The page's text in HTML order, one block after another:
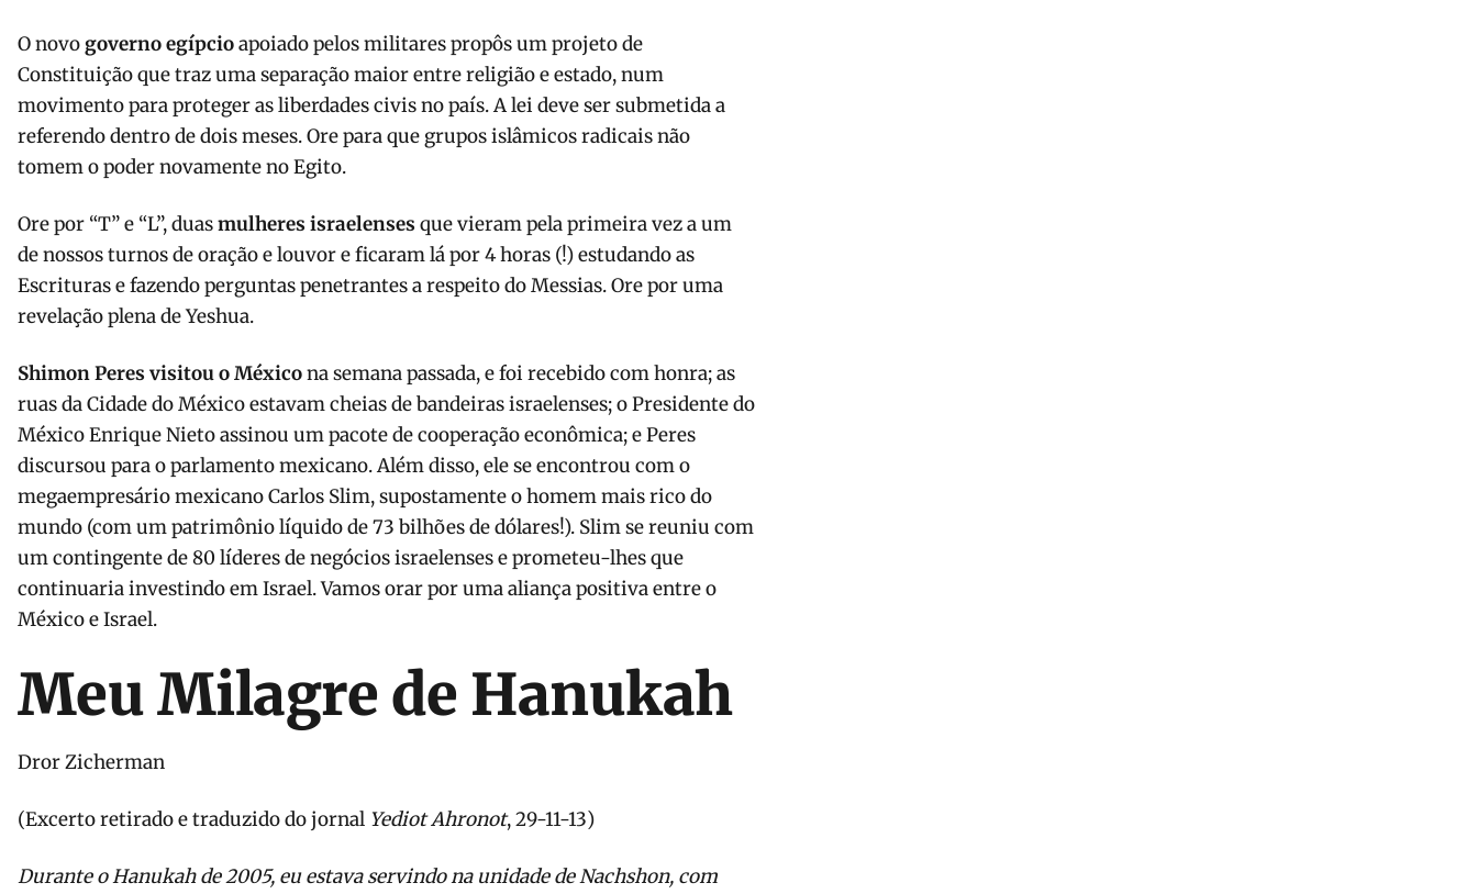
O novogoverno egípcioapoiado pelos militares propôs um projeto de
Constituição que traz uma separação maior entre religião e estado, num
movimento para proteger as liberdades civis no país. A lei deve ser submetida a
referendo dentro de dois meses. Ore para que grupos islâmicos radicais não
tomem o poder novamente no Egito.
Ore por “T” e “L”, duasmulheres israelenses que vieram pela primeira vez a um
de nossos turnos de oração e louvor e ficaram lá por 4 horas (!) estudando as
Escrituras e fazendo perguntas penetrantes a respeito do Messias. Ore por uma
revelação plena de Yeshua.
Shimon Peres visitou o Méxicona semana passada, e foi recebido com honra; as
ruas da Cidade do México estavam cheias de bandeiras israelenses; o Presidente do
México Enrique Nieto assinou um pacote de cooperação econômica; e Peres
discursou para o parlamento mexicano. Além disso, ele se encontrou com o
megaempresário mexicano Carlos Slim, supostamente o homem mais rico do
mundo (com um patrimônio líquido de 73 bilhões de dólares!). Slim se reuniu com
um contingente de 80 líderes de negócios israelenses e prometeu-lhes que
continuaria investindo em Israel. Vamos orar por uma aliança positiva entre o
México e Israel.
Meu Milagre de Hanukah
Dror Zicherman
(Excerto retirado e traduzido do jornal
Yediot Ahronot, 29-11-13)
Durante o Hanukah de 2005, eu estava servindo na unidade de Nachshon, com